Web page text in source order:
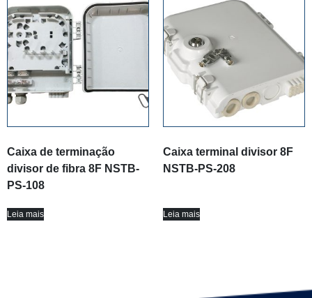
Caixa de terminação
divisor de fibra 8F NSTB-
PS-108
Leia mais
Caixa terminal divisor 8F
NSTB-PS-208
Leia mais